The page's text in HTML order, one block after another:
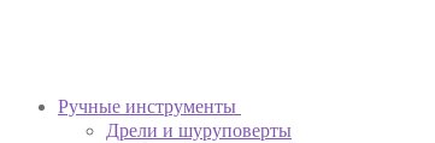
Ручные инструменты
Дрели и шуруповерты